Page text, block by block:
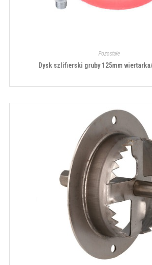
Pozostałe
Dysk szlifierski gruby 125mm